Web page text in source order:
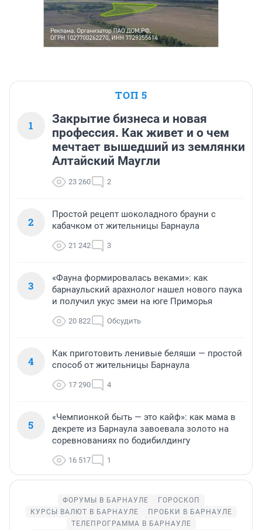
ТОП 5
1
Закрытие бизнеса и новая
профессия. Как живет и о чем
мечтает вышедший из землянки
Алтайский Маугли
23 260 2
2
Простой рецепт шоколадного брауни с
кабачком от жительницы Барнаула
21 242 3
3
«Фауна формировалась веками»: как
барнаульский арахнолог нашел нового паука
и получил укус змеи на юге Приморья
20 822 Обсудить
4
Как приготовить ленивые беляши — простой
способ от жительницы Барнаула
17 290 4
5
«Чемпионкой быть — это кайф»: как мама в
декрете из Барнаула завоевала золото на
соревнованиях по бодибилдингу
16 517 1
ФОРУМЫ В БАРНАУЛЕ
ГОРОСКОП
КУРСЫ ВАЛЮТ В БАРНАУЛЕ
ПРОБКИ В БАРНАУЛЕ
ТЕЛЕПРОГРАММА В БАРНАУЛЕ